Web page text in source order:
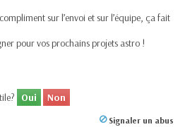
sur l’envoi et sur l’équipe, ça fait
pour vos prochains projets astro !
Oui Non
Signaler un abus